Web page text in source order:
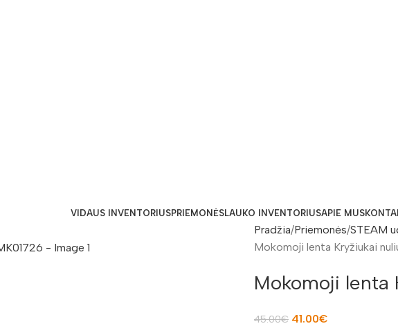
VIDAUS INVENTORIUSPRIEMONĖSLAUKO INVENTORIUSAPIE MUS
Pradžia Priemonės STEAM
Mokomoji lenta Kryžiukai
Mokomoji lenta
45.00€ 41.00€